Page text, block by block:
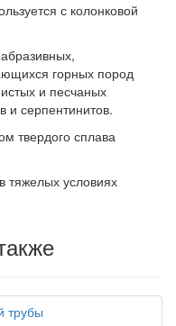
с колонковой
горных пород
и песчаных
и серпентинитов.
твердого сплава
тяжелых условиях